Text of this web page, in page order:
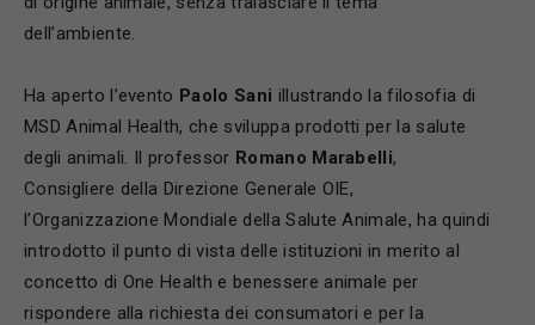
dell’ambiente.
Ha aperto l’evento Paolo Sani illustrando la filosofia di
MSD Animal Health, che sviluppa prodotti per la salute
degli animali. Il professor Romano Marabelli,
Consigliere della Direzione Generale OIE,
l’Organizzazione Mondiale della Salute Animale, ha quindi
introdotto il punto di vista delle istituzioni in merito al
concetto di One Health e benessere animale per
rispondere alla richiesta dei consumatori e per la